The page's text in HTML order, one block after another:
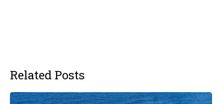
Related Posts